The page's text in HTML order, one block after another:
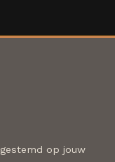
op jouw